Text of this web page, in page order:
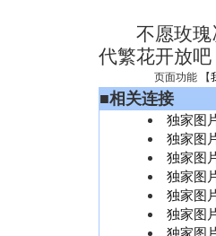
不愿玫瑰凋
代繁花开放
页面功能 【
■相关连接
独家图
独家图
独家图
独家图
独家图
独家图
独家图